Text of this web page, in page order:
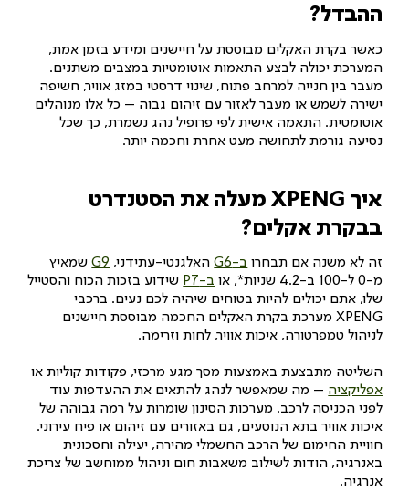
ההבדל?
כאשר בקרת האקלים מבוססת על חיישנים ומידע בזמן אמת,
המערכת יכולה לבצע התאמות אוטומטיות במצבים משתנים.
מעבר בין חנייה למרחב פתוח, שינוי דרסטי במזג אוויר, חשיפה
ישירה לשמש או מעבר לאזור עם זיהום גבוה – כל אלו מנוהלים
אוטומטית. התאמה אישית לפי פרופיל נהג נשמרת, כך שכל
נסיעה גורמת לתחושה מעט אחרת וחכמה יותר.
איך XPENG מעלה את הסטנדרט
בבקרת אקלים?
זה לא משנה אם תבחרו ב-G6 האלגנטי-עתידני, G9שמאיץ
מ-0 ל-100 ב-4.2 שניות*, או
ב-P7
שידוע בזכות הכוח והסטייל
שלו, אתם יכולים להיות בטוחים שיהיה לכם נעים. ברכבי
XPENG מערכת בקרת האקלים החכמה מבוססת חיישנים
לניהול טמפרטורה, איכות אוויר, לחות וזרימה.
השליטה מתבצעת באמצעות מסך מגע מרכזי, פקודות קוליות או
אפליקציה – מה שמאפשר לנהג להתאים את ההעדפות עוד
לפני הכניסה לרכב. מערכות הסינון שומרות על רמה גבוהה של
איכות אוויר בתא הנוסעים, גם באזורים עם זיהום או פיח עירוני.
חוויית החימום של הרכב החשמלי מהירה, יעילה וחסכונית
באנרגיה, הודות לשילוב משאבות חום וניהול ממוחשב של צריכת
אנרגיה.